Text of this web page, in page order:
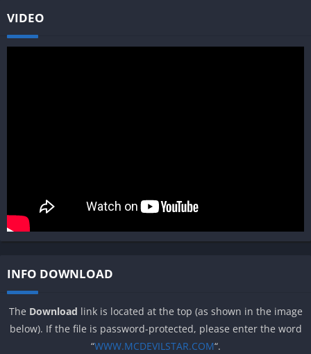
VIDEO
INFO DOWNLOAD
The Download link is located at the top (as shown in the image
below). If the file is password-protected, please enter the word
“WWW.MCDEVILSTAR.COM“.